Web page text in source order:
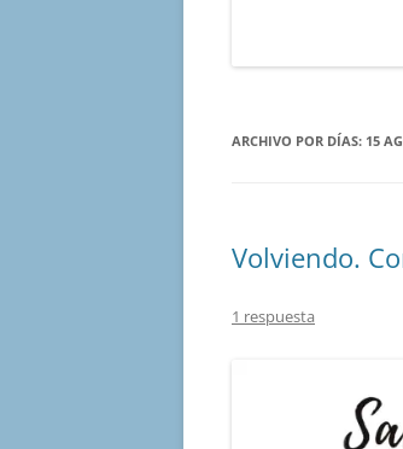
ARCHIVO POR DÍAS: 15
Volviendo.
1 respuesta